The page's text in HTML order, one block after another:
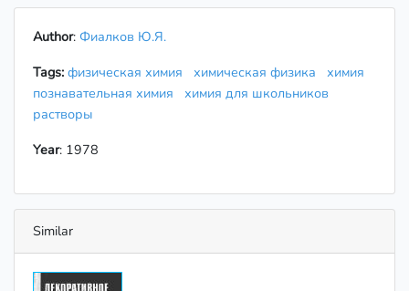
Author: Фиалков Ю.Я.
Tags: физическая химия химическая физика
химия
познавательная химия
химия для школьников
растворы
Year: 1978
Similar